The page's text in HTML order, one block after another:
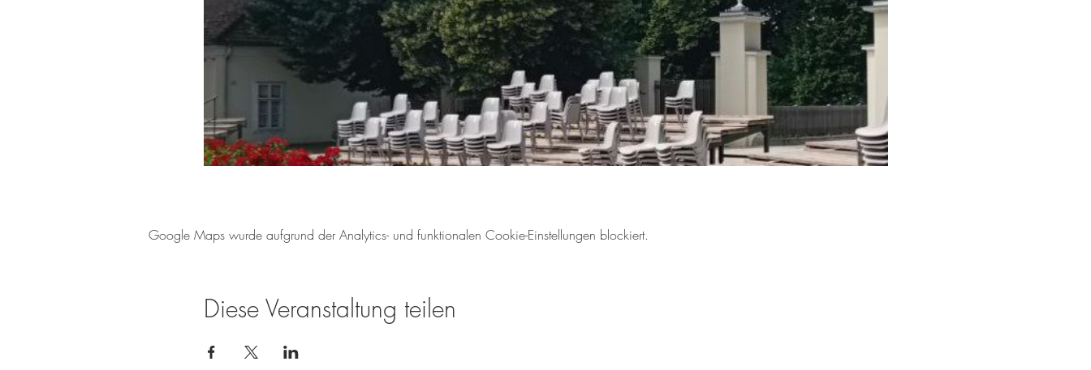
Google Maps wurde aufgrund der Analytics- und funktionalen Cookie-Einstellungen blockiert.
Diese Veranstaltung teilen